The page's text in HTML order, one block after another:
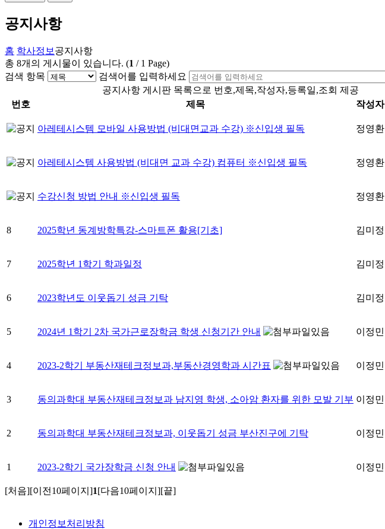
공지사항
홈 학사정보 공지사항
총 8개의 게시물이 있습니다. (1 / 1 Page)
검색 항목
검색어를 입력하세요
공지사항 게시판 목록으로 번호,제목,작성자,등록일,조회 제공
번호
제목 작성자
아레테시스템 모바일 사용방법 (비대면교과 수강) ※신입생 필독 정영환
아레테시스템 사용방법 (비대면 교과 수강) 컴퓨터 ※신입생 필독 정영환
수강신청 방법 안내 ※신입생 필독 정영환
8 2025학년 동계방학특강-스마트폰 활용[기초] 김미정
7 2025학년 1학기 학과일정 김미정
6 2023학년도 이웃돕기 성금 기탁 김미정
5 2024년 1학기 2차 국가근로장학금 학생 신청기간 안내 이정민
4 2023-2학기 부동산재테크정보과,부동산경영학과 시간표 이정민
3 동의과학대 부동산재테크정보과 남지영 학생, 소아암 환자를 위한 모발 기부 이정민
2 동의과학대 부동산재테크정보과, 이웃돕기 성금 부산진구에 기탁 이정민
1 2023-2학기 국가장학금 신청 안내 이정민
[처음][이전10페이지]1[다음10페이지][끝]
개인정보처리방침